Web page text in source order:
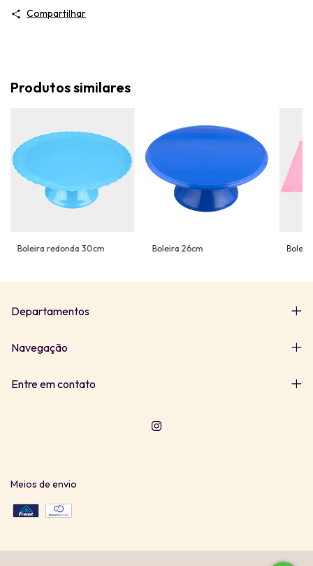
Compartilhar
Produtos similares
Boleira redonda 30cm Boleira 26cm
Departamentos
Navegação
Entre em contato
Meios de envio